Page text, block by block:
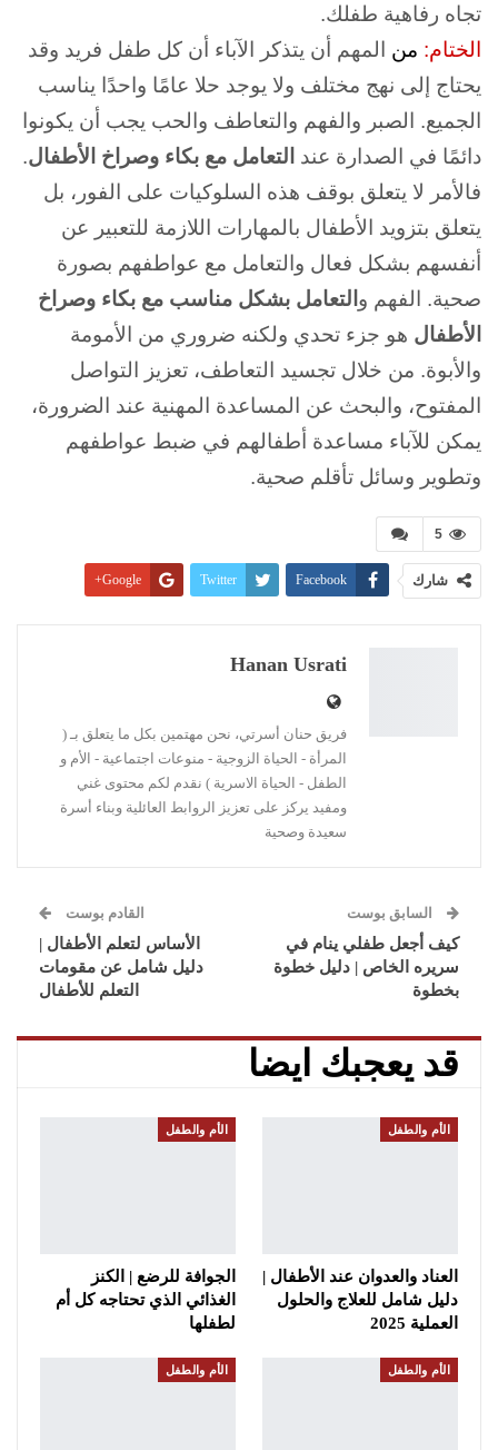
تجاه رفاهية طفلك.
الختام: من المهم أن يتذكر الآباء أن كل طفل فريد وقد
يحتاج إلى نهج مختلف ولا يوجد حلا عامًا واحدًا يناسب
الجميع. الصبر والفهم والتعاطف والحب يجب أن يكونوا
دائمًا في الصدارة عند التعامل مع بكاء وصراخ الأطفال.
فالأمر لا يتعلق بوقف هذه السلوكيات على الفور، بل
يتعلق بتزويد الأطفال بالمهارات اللازمة للتعبير عن
أنفسهم بشكل فعال والتعامل مع عواطفهم بصورة
صحية.
الفهم و التعامل بشكل مناسب مع بكاء وصراخ
الأطفال هو جزء تحدي ولكنه ضروري من الأمومة
والأبوة. من خلال تجسيد التعاطف، تعزيز التواصل
المفتوح، والبحث عن المساعدة المهنية عند الضرورة،
يمكن للآباء مساعدة أطفالهم في ضبط عواطفهم
وتطوير وسائل تأقلم صحية.
5
شارك Facebook
Twitter
Google+
Linkedin
Hanan Usrati
فريق حنان أسرتي، نحن مهتمين بكل ما يتعلق بـ (
المرأة - الحياة الزوجية - منوعات اجتماعية - الأم و
الطفل - الحياة الاسرية ) نقدم لكم محتوى غني
ومفيد يركز على تعزيز الروابط العائلية وبناء أسرة
سعيدة وصحية
السابق بوست
كيف أجعل طفلي ينام في
سريره الخاص | دليل خطوة
بخطوة
القادم بوست
الأساس لتعلم الأطفال |
دليل شامل عن مقومات
التعلم للأطفال
قد يعجبك ايضا
الأم والطفل
العناد والعدوان عند الأطفال |
دليل شامل للعلاج والحلول
العملية 2025
الأم والطفل
الجوافة للرضع | الكنز
الغذائي الذي تحتاجه كل أم
لطفلها
الأم والطفل الأم والطفل